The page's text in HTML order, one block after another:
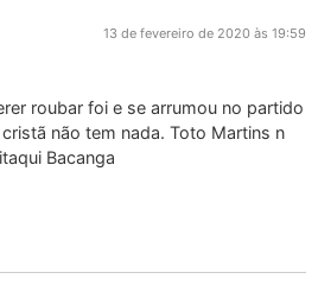
13 de fevereiro de 2020 às 19:59
roubar foi e se arrumou no partido
não tem nada. Toto Martins n
Bacanga